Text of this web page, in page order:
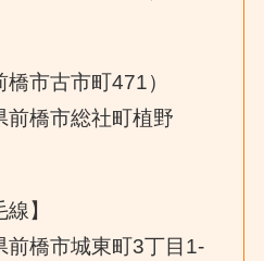
市古市町471）
前橋市総社町植野
】
前橋市城東町3丁目1-